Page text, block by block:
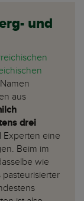
und
aus
drei
eine
Beim im
wie